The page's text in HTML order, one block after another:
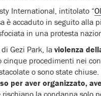
International, intitolato “
è accaduto in seguito alla
in una protesta
Gezi Park, la violenza
cinque procedimenti nei
o sono state
per aver organizzato,
rischiano la condanna